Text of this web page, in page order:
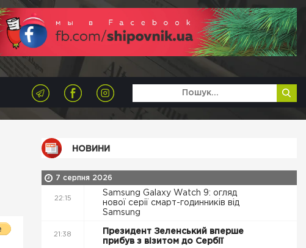
НОВИНИ
7 серпня 2026
22:15
Samsung Galaxy Watch 9: огляд
нової серії смарт-годинників від
Samsung
21:38
Президент Зеленський вперше
прибув з візитом до Сербії